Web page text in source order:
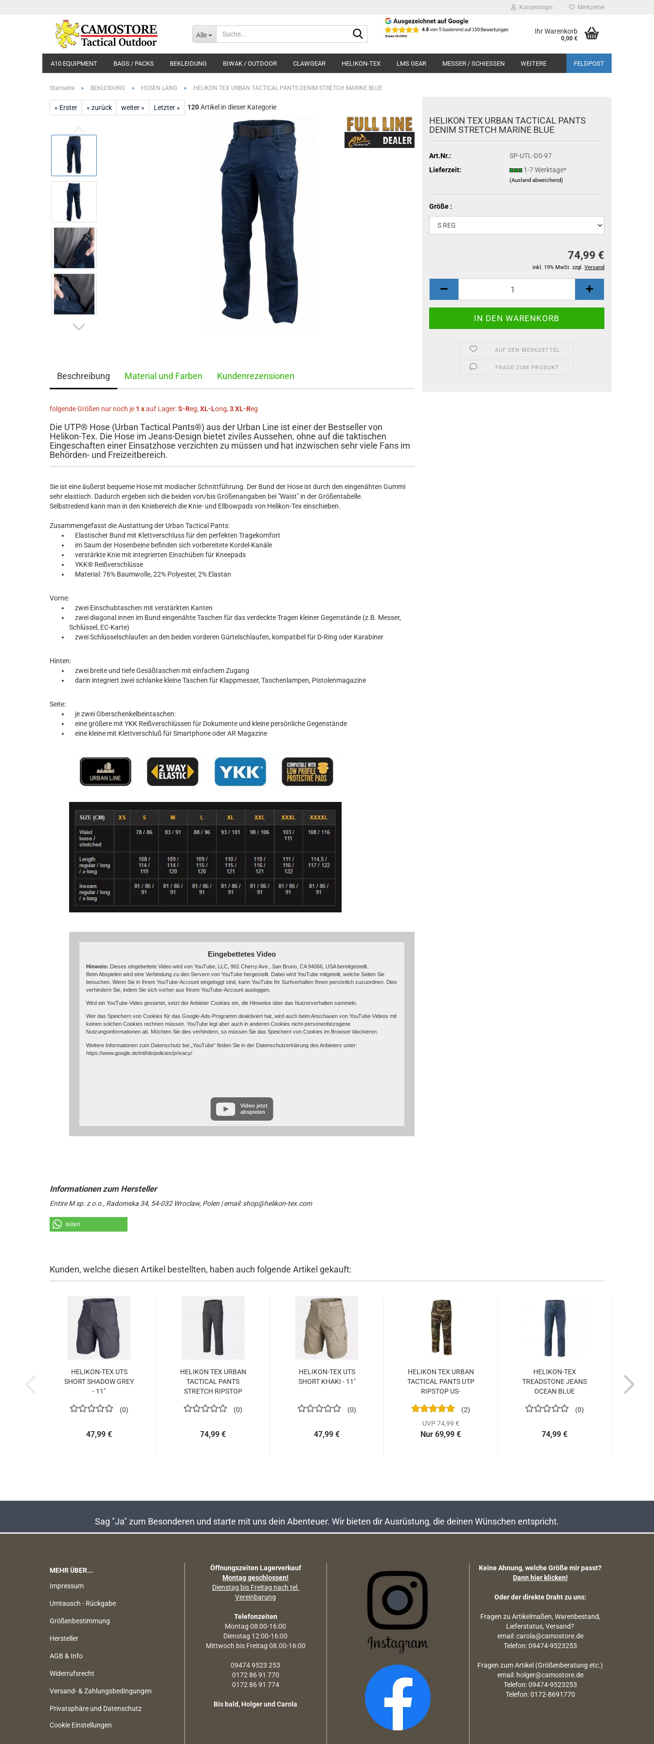
Kundenlogin Merkzettel
Alle
Suche... Ihr Warenkorb
0,00 €
A10 EQUIPMENT BAGS / PACKS BEKLEIDUNG BIWAK / OUTDOOR CLAWGEAR HELIKON-TEX LMS GEAR MESSER / SCHIESSEN FELDPOST
WEITERE
Startseite » BEKLEIDUNG » HOSEN LANG » HELIKON TEX URBAN TACTICAL PANTS DENIM STRETCH MARINE BLUE
« Erster « zurück weiter » Letzter » 120Artikel in dieser Kategorie
HELIKON TEX URBAN TACTICAL PANTS
DENIM STRETCH MARINE BLUE
Art.Nr.:
SP-UTL-DS-97
Lieferzeit:
1-7 Werktage*
(Ausland abweichend)
Größe :
74,99 €
inkl. 19% MwSt. zzgl. Versand
AUF DEN MERKZETTEL
FRAGE ZUM PRODUKT
Beschreibung Material und Farben Kundenrezensionen
folgende Größen nur noch je 1 xauf Lager:S-Reg,XL-Long,3 XL-Reg
Die UTP® Hose (Urban Tactical Pants®) aus der Urban Line ist einer der Bestseller von
Helikon-Tex. Die Hose im Jeans-Design bietet ziviles Aussehen, ohne auf die taktischen
Eingeschaften einer Einsatzhose verzichten zu müssen und hat inzwischen sehr viele Fans im
Behörden- und Freizeitbereich.
Sie ist eine äußerst bequeme Hose mit modischer Schnittführung. Der Bund der Hose ist durch den eingenähten Gummi
sehr elastisch. Dadurch ergeben sich die beiden von/bis Größenangaben bei "Waist" in der Größentabelle.
Selbstredend kann man in den Kniebereich die Knie- und Ellbowpads von Helikon-Tex einschieben.
Zusammengefasst die Austattung der Urban Tactical Pants:
Elastischer Bund mit Klettverschluss für den perfekten Tragekomfort
im Saum der Hosenbeine befinden sich vorbereitete Kordel-Kanäle
verstärkte Knie mit integrierten Einschüben für Kneepads
YKK® Reißverschlüsse
Material: 76% Baumwolle, 22% Polyester, 2% Elastan
Vorne:
zwei Einschubtaschen mit verstärkten Kanten
zwei diagonal innen im Bund eingenähte Taschen für das verdeckte Tragen kleiner Gegenstände (z.B. Messer,
Schlüssel, EC-Karte)
zwei Schlüsselschlaufen an den beiden vorderen Gürtelschlaufen, kompatibel für D-Ring oder Karabiner
Hinten:
zwei breite und tiefe Gesäßtaschen mit einfachem Zugang
darin integriert zwei schlanke kleine Taschen für Klappmesser, Taschenlampen, Pistolenmagazine
Seite:
je zwei Oberschenkelbeintaschen:
eine größere mit YKK Reißverschlüssen für Dokumente und kleine persönliche Gegenstände
eine kleine mit Klettverschluß für Smartphone oder AR Magazine
Eingebettetes Video
Hinweis: Dieses eingebettete Video wird von YouTube, LLC, 901 Cherry Ave., San Bruno, CA 94066, USA bereitgestellt.
Beim Abspielen wird eine Verbindung zu den Servern von YouTube hergestellt. Dabei wird YouTube mitgeteilt, welche Seiten Sie
besuchen. Wenn Sie in Ihrem YouTube-Account eingeloggt sind, kann YouTube Ihr Surfverhalten Ihnen persönlich zuzuordnen. Dies
verhindern Sie, indem Sie sich vorher aus Ihrem YouTube-Account ausloggen.
Wird ein YouTube-Video gestartet, setzt der Anbieter Cookies ein, die Hinweise über das Nutzerverhalten sammeln.
Wer das Speichern von Cookies für das Google-Ads-Programm deaktiviert hat, wird auch beim Anschauen von YouTube-Videos mit
keinen solchen Cookies rechnen müssen. YouTube legt aber auch in anderen Cookies nicht-personenbezogene
Nutzungsinformationen ab. Möchten Sie dies verhindern, so müssen Sie das Speichern von Cookies im Browser blockieren.
Weitere Informationen zum Datenschutz bei „YouTube“ finden Sie in der Datenschutzerklärung des Anbieters unter:
https://www.google.de/intl/de/policies/privacy/
Video jetzt
abspielen
Entire M sp. z o.o., Radomska 34, 54-032 Wroclaw, Polen | email: shop@helikon-tex.com
teilen
Kunden, welche diesen Artikel bestellten, haben auch folgende Artikel gekauft:
HELIKON-TEX UTS
SHORT SHADOW GREY
- 11"
0
47,99 €
HELIKON TEX URBAN
TACTICAL PANTS
STRETCH RIPSTOP
0
74,99 €
HELIKON-TEX UTS
SHORT KHAKI - 11"
0
47,99 €
HELIKON TEX URBAN
TACTICAL PANTS UTP
RIPSTOP US-
2
UVP 74,99 €
Nur 69,99 €
HELIKON-TEX
TREADSTONE JEANS
OCEAN BLUE
0
74,99 €
Sag "Ja" zum Besonderen und starte mit uns dein Abenteuer. Wir bieten dir Ausrüstung, die deinen Wünschen entspricht.
MEHR ÜBER...
Impressum
Umtausch - Rückgabe
Größenbestimmung
Hersteller
AGB & Info
Widerrufsrecht
Versand- & Zahlungsbedingungen
Privatsphäre und Datenschutz
Cookie Einstellungen
Öffnungszeiten Lagerverkauf
Montag geschlossen!
Dienstag bis Freitag nach tel.
Vereinbarung
Telefonzeiten
Montag 08:00-16:00
Dienstag 12:00-16:00
Mittwoch bis Freitag 08.00-16:00
09474 9523 253
0172 86 91 770
0172 86 91 774
Bis bald, Holger und Carola
Keine Ahnung, welche Größe mir passt?
Dann hier klicken!
Oder der direkte Draht zu uns:
Fragen zu Artikelmaßen, Warenbestand,
Lieferstatus, Versand?
email: carola@camostore.de
Telefon: 09474-9523253
Fragen zum Artikel (Größenberatung etc.)
email: holger@camostore.de
Telefon: 09474-9523253
Telefon: 0172-8691770